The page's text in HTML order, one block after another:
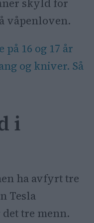
skyld for
våpenloven.
på 16 og 17 år
og kniver. Så
i
ha avfyrt tre
Tesla
tre menn.